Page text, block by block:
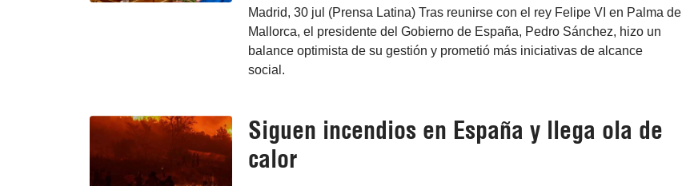
Madrid, 30 jul (Prensa Latina) Tras reunirse con el rey Felipe VI en Palma de
Mallorca, el presidente del Gobierno de España, Pedro Sánchez, hizo un
balance optimista de su gestión y prometió más iniciativas de alcance
social.
Siguen incendios en España y llega ola de
calor